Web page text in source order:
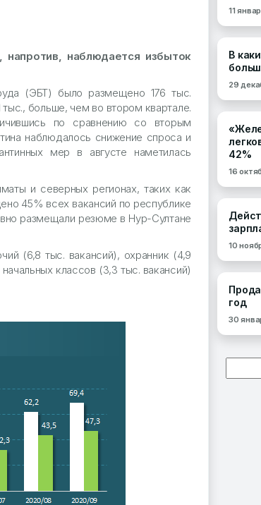
наблюдается избыток
(ЭБТ) было размещено 176 тыс.
больше, чем во втором квартале.
по сравнению со вторым
наблюдалось снижение спроса и
мер в августе наметилась
и северных регионах, таких как
45% всех вакансий по республике
размещали резюме в Нур-Султане
(6,8 тыс. вакансий), охранник (4,9
классов (3,3 тыс. вакансий)
11
В
29
42%
16
10
год
30